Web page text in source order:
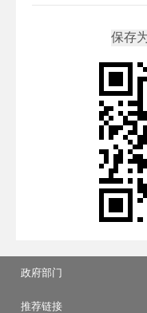
政府部门
推荐链接